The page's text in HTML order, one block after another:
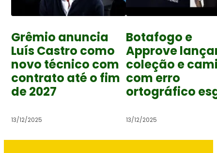
Grêmio anuncia
Luís Castro como
novo técnico com
contrato até o fim
de 2027
13/12/2025
Botafogo e
Approve
coleção e
com erro
ortográfico
13/12/2025